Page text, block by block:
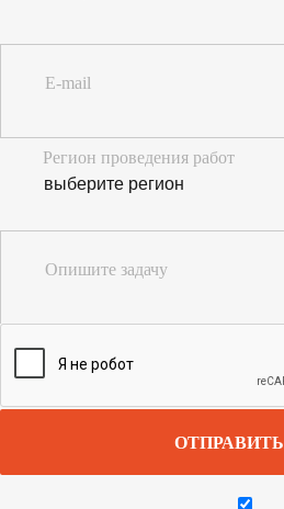
E-mail
Регион проведения работ
Опишите задачу
ОТПРАВИТЬ